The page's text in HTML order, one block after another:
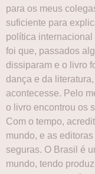
para os meus
suficiente para
política internacional
foi que, passados
dissiparam e o livro
dança e da
acontecesse. Pelo
o livro encontrou os
Com o tempo,
mundo, e as
seguras. O Brasil é
mundo, tendo